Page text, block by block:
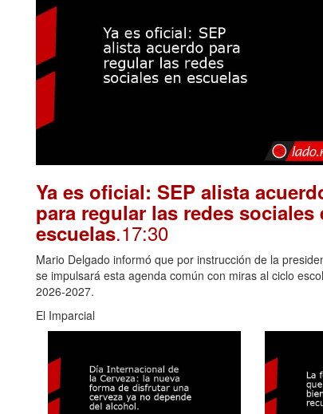
Ya es oficial: SEP alista
para regular las redes sociales
escuelas.17:30
Mario Delgado informó que por instrucción de la
se impulsará esta agenda común con miras al ciclo
2026-2027.
El Imparcial